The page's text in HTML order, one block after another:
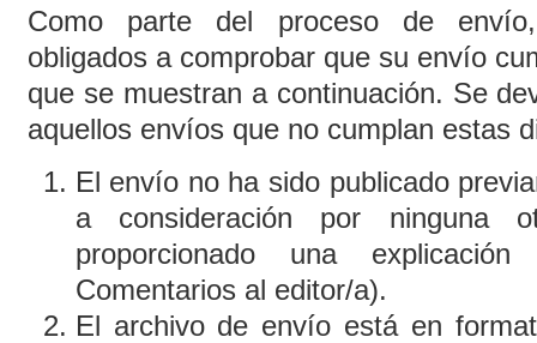
Como parte del proceso de
obligados a comprobar que su envío
que se muestran a continuación. Se
aquellos envíos que no cumplan estas
El envío no ha sido publicado
a consideración por ninguna
proporcionado una
Comentarios al editor/a).
El archivo de envío está en